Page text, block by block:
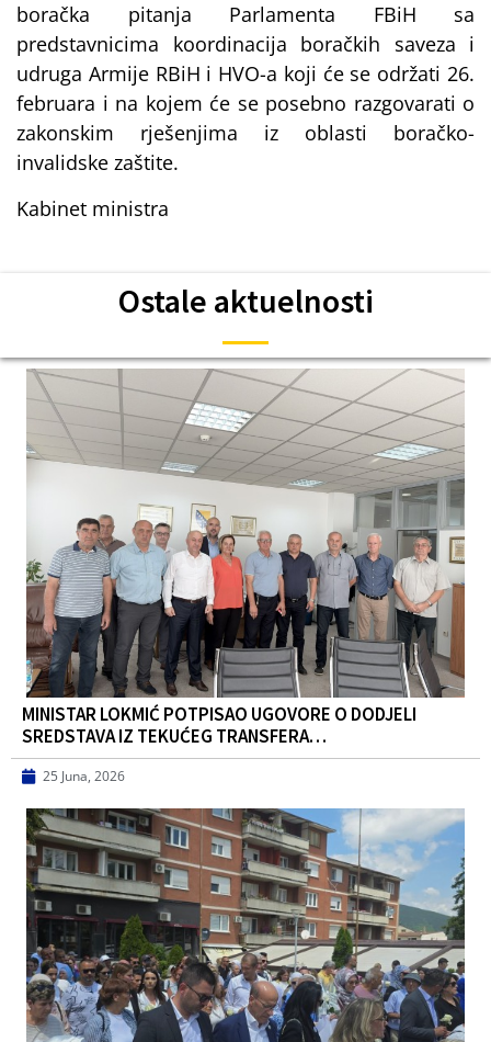
boračka pitanja Parlamenta FBiH sa
predstavnicima koordinacija boračkih saveza i
udruga Armije RBiH i HVO-a koji će se održati 26.
februara i na kojem će se posebno razgovarati o
zakonskim rješenjima iz oblasti boračko-
invalidske zaštite.
Kabinet ministra
Ostale aktuelnosti
MINISTAR LOKMIĆ POTPISAO UGOVORE O DODJELI
SREDSTAVA IZ TEKUĆEG TRANSFERA…
25 Juna, 2026